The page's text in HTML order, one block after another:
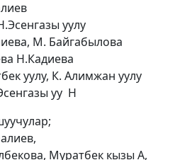
уулу
М. Байгабылова
Н.Кадиева
уулу, К. Алимжан уулу
уу Н
Муратбек кызы А,